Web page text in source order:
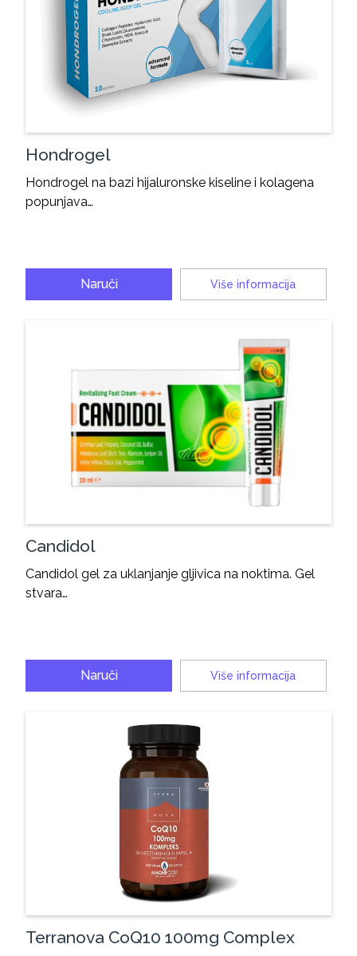
Hondrogel
Hondrogel na bazi hijaluronske kiseline i kolagena
popunjava…
Naruči Više informacija
Candidol
Candidol gel za uklanjanje gljivica na noktima. Gel
stvara…
Naruči Više informacija
Terranova CoQ10 100mg Complex